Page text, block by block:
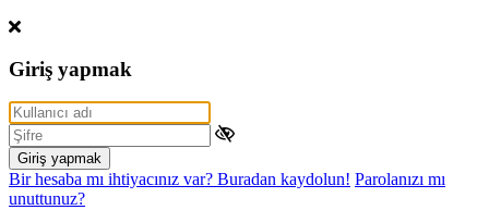
Giriş yapmak
Giriş yapmak
Bir hesaba mı ihtiyacınız var? Buradan kaydolun! Parolanızı mı
unuttunuz?